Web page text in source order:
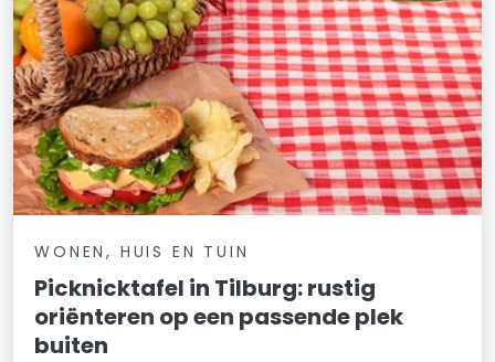
WONEN, HUIS EN TUIN
Picknicktafel in Tilburg: rustig
oriënteren op een passende plek
buiten